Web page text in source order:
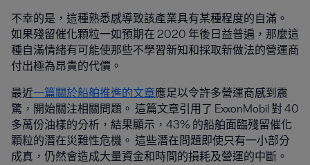
不幸的是，這種熟悉感導致該產業具有某種程度的自滿。
如果殘留催化顆粒一如預期在 2020 年後日益普遍，那麼這
種自滿情緒有可能使那些不學習新知和採取新做法的營運商
付出極為昂貴的代價。
最近一篇關於船舶推進的文章應足以令許多營運商感到震
驚，開始關注相關問題。 這篇文章引用了 ExxonMobil 對 40
多萬份油樣的分析，結果顯示，43% 的船舶面臨殘留催化
顆粒的潛在災難性危機。 這些潛在問題即使只有一小部分
成真，仍然會造成大量資金和時間的損耗及營運的中斷。